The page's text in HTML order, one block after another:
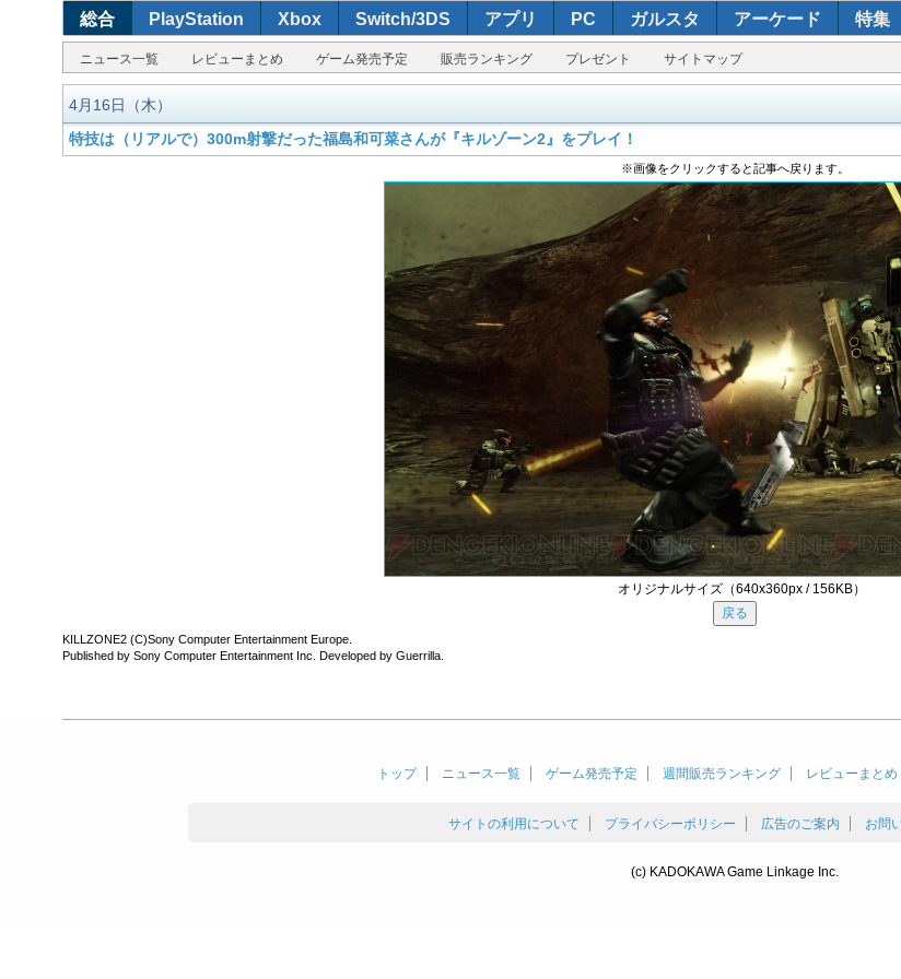
総合 PlayStation Xbox Switch/3DS アプリ PC ガルスタ アーケード 特集
ニュース一覧 レビューまとめ ゲーム発売予定 販売ランキング プレゼント サイトマップ
4月16日（木）
特技は（リアルで）300m射撃だった福島和可菜さんが『キルゾーン2』をプレイ！
※画像をクリックすると記事へ戻ります。
オリジナルサイズ（640x360px / 156KB）
KILLZONE2 (C)Sony Computer Entertainment Europe.
Published by Sony Computer Entertainment Inc. Developed by Guerrilla.
トップ ニュース一覧 ゲーム発売予定 週間販売ランキング レビューまとめ
サイトの利用について プライバシーポリシー 広告のご案内 お問
(c) KADOKAWA Game Linkage Inc.